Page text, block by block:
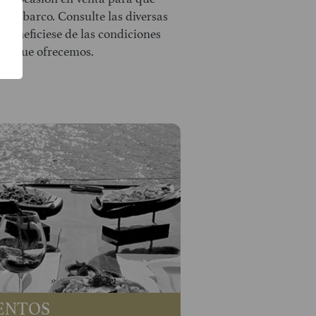
barco. Consulte las diversas
de las condiciones
que ofrecemos.